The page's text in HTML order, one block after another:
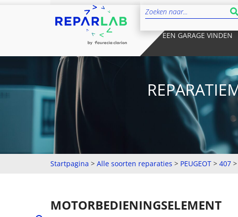
EEN GARAGE VINDEN
Startpagina > Alle soorten reparaties > PEUGEOT > 407 >
MOTORBEDIENINGSELEMENT